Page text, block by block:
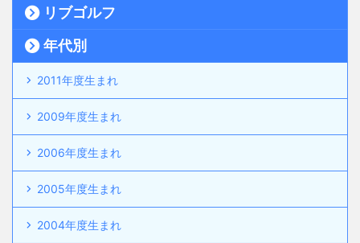
リブゴルフ
年代別
2011年度生まれ
2009年度生まれ
2006年度生まれ
2005年度生まれ
2004年度生まれ